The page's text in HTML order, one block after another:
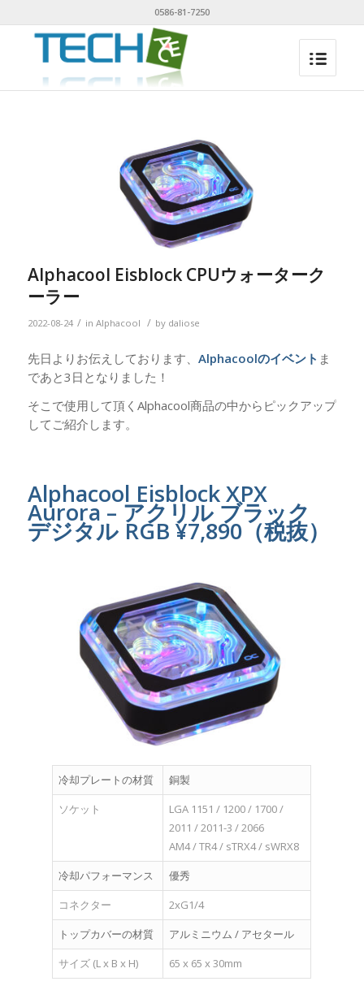
0586-81-7250
Alphacool Eisblock CPUウォーターク
ーラー
2022-08-24 / in Alphacool / by daliose
先日よりお伝えしております、 Alphacoolのイベント ま
であと3日となりました！
そこで使用して頂くAlphacool商品の中からピックアップ
してご紹介します。
Alphacool Eisblock XPX
Aurora – アクリル ブラック
デジタル RGB ¥7,890（税抜）
冷却プレートの材質
銅製
ソケット
LGA 1151 / 1200 / 1700 /
2011 / 2011-3 / 2066
AM4 / TR4 / sTRX4 / sWRX8
冷却パフォーマンス
優秀
コネクター
2xG1/4
トップカバーの材質
アルミニウム / アセタール
サイズ (L x B x H)
65 x 65 x 30mm